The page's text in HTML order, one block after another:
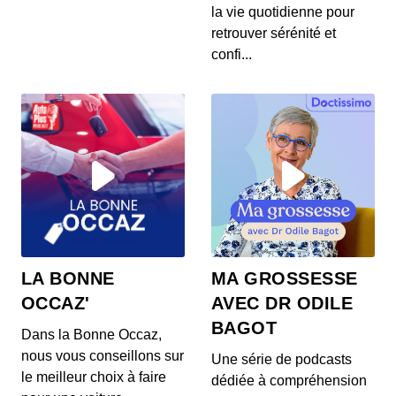
S12E145: L'actu auto du 24 juillet 2020
00:03:37 - IL Y A 6 ANS
Les prix de la Mercedes Classe E restylée, la
S12E144: L'actu auto du 23 juillet 2020
00:03:39 - IL Y A 6 ANS
L’Aston Martin Vanquish 25 par Ian Callum entre
en production. Quel est ce modèle ? On v...
S12E143: L'actu auto du 22 juillet 2020
00:03:25 - IL Y A 6 ANS
1400 ch dans un SUV 100% électrique ? C’est la
nouvelle trouvaille de Ford ! On vos prés...
S12E141: L'actu auto du 21 juillet 2020
00:03:26 - IL Y A 6 ANS
Au menu de ce mardi 21 juillet : des Renault Zoe
la vie quotidienne pour
retrouver sérénité et
confi...
LA BONNE
OCCAZ'
Dans la Bonne Occaz,
nous vous conseillons sur
le meilleur choix à faire
MA GROSSESSE
AVEC DR ODILE
BAGOT
Une série de podcasts
dédiée à compréhension